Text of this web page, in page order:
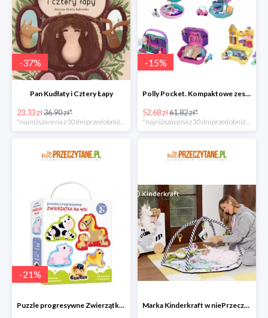
-37%
Pan Kudłaty i Cztery Łapy
23.33 zł36.90 zł*
-15%
Polly Pocket. Kompaktowe zestawy FRY35, mix
52.68 zł61.82 zł*
-21%
Puzzle progresywne Zwierzątka na wsi Marka Kinderkraft w niePrzeczytane.pl do -40%